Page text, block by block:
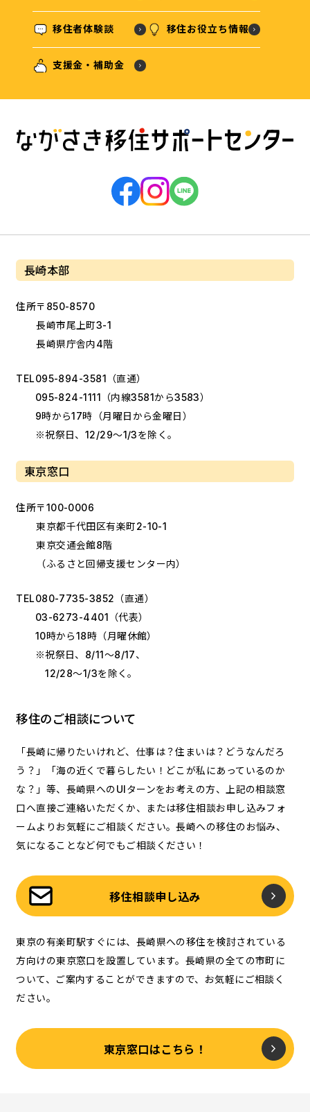
移住者体験談 移住お役立ち情報
支援金・補助金
長崎本部
住所〒850-8570
長崎市尾上町3-1
長崎県庁舎内4階
TEL095-894-3581
（直通）
095-824-1111
（内線3581から3583）
9時から17時（月曜日から金曜日）
※祝祭日、12/29～1/3を除く。
東京窓口
住所〒100-0006
東京都千代田区有楽町2-10-1
東京交通会館8階
（ふるさと回帰支援センター内）
TEL080-7735-3852 （直通）
03-6273-4401
（代表）
10時から18時（月曜休館）
※祝祭日、8/11～8/17、
12/28～1/3を除く。
移住のご相談について
「長崎に帰りたいけれど、仕事は？住まいは？どうなんだろ
う？」「海の近くで暮らしたい！どこが私にあっているのか
な？」等、長崎県へのUIターンをお考えの方、上記の相談窓
口へ直接ご連絡いただくか、または移住相談お申し込みフォ
ームよりお気軽にご相談ください。長崎への移住のお悩み、
気になることなど何でもご相談ください！
移住相談申し込み
東京の有楽町駅すぐには、長崎県への移住を検討されている
方向けの東京窓口を設置しています。長崎県の全ての市町に
ついて、ご案内することができますので、お気軽にご相談く
ださい。
東京窓口はこちら！